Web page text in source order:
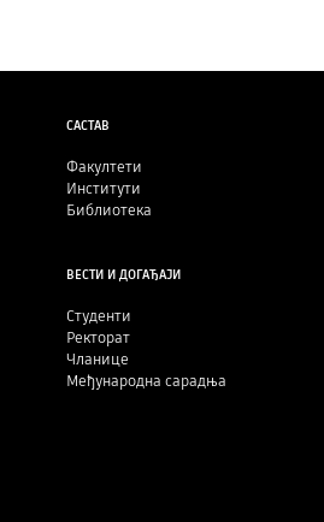
САСТАВ
Факултети
Институти
Библиотека
ВЕСТИ И ДОГАЂАЈИ
Студенти
Ректорат
Чланице
Међународна сарадња